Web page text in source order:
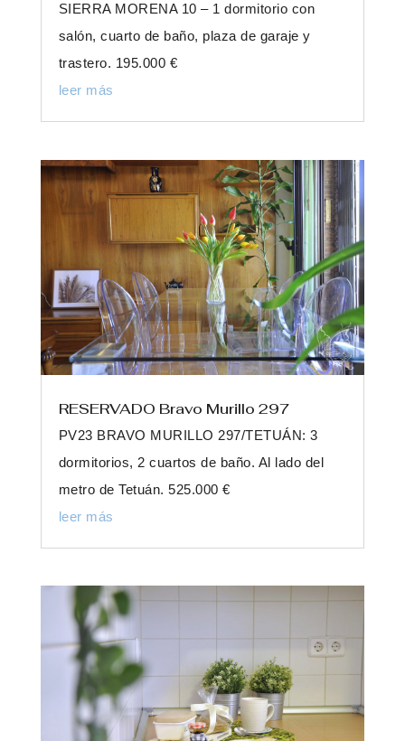
SIERRA MORENA 10 – 1 dormitorio con
salón, cuarto de baño, plaza de garaje y
trastero. 195.000 €
leer más
RESERVADO Bravo Murillo 297
PV23 BRAVO MURILLO 297/TETUÁN: 3
dormitorios, 2 cuartos de baño. Al lado del
metro de Tetuán. 525.000 €
leer más